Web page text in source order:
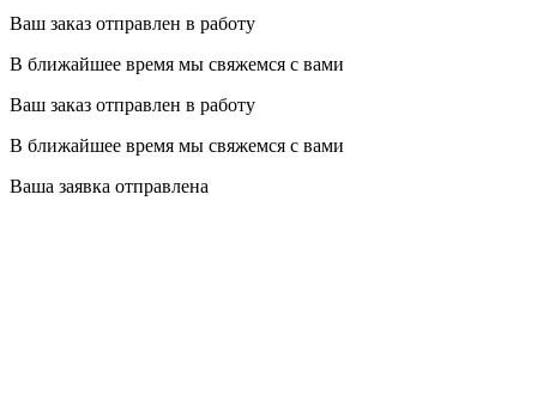
Ваш заказ отправлен в работу
В ближайшее время мы свяжемся с вами
Ваш заказ отправлен в работу
В ближайшее время мы свяжемся с вами
Ваша заявка отправлена